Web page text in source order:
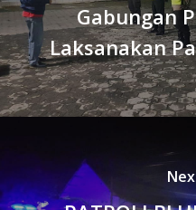
Gabungan
Laksanakan